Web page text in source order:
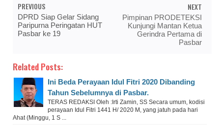
PREVIOUS
DPRD Siap Gelar Sidang
Paripurna Peringatan HUT
Pasbar ke 19
NEXT
Pimpinan PRODETEKSI
Kunjungi Mantan Ketua
Gerindra Pertama di
Pasbar
Related Posts:
Ini Beda Perayaan Idul Fitri 2020 Dibanding
Tahun Sebelumnya di Pasbar.
TERAS REDAKSI Oleh :Irti Zamin, SS Secara umum, kodisi
perayaan Idul Fitri 1441 H/ 2020 M, yang jatuh pada hari
Ahat (Minggu, 1 S ...